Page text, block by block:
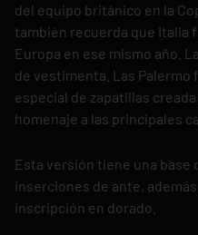
del equipo británico en la
también recuerda que Italia
Europa en ese mismo año.
de vestimenta. Las Palermo
especial de zapatillas
homenaje a las principales
Esta versión tiene una base
inserciones de ante,
inscripción en dorado.